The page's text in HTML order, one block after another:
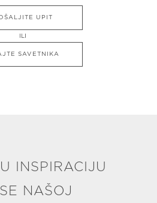
UPIT
ILI
SAVETNIKA
INSPIRACIJU
NAŠOJ